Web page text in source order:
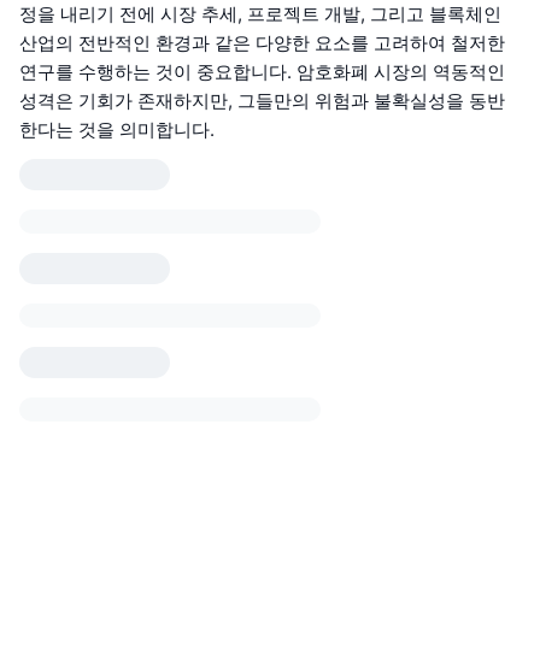
정을 내리기 전에 시장 추세, 프로젝트 개발, 그리고 블록체인
산업의 전반적인 환경과 같은 다양한 요소를 고려하여 철저한
연구를 수행하는 것이 중요합니다. 암호화폐 시장의 역동적인
성격은 기회가 존재하지만, 그들만의 위험과 불확실성을 동반
한다는 것을 의미합니다.